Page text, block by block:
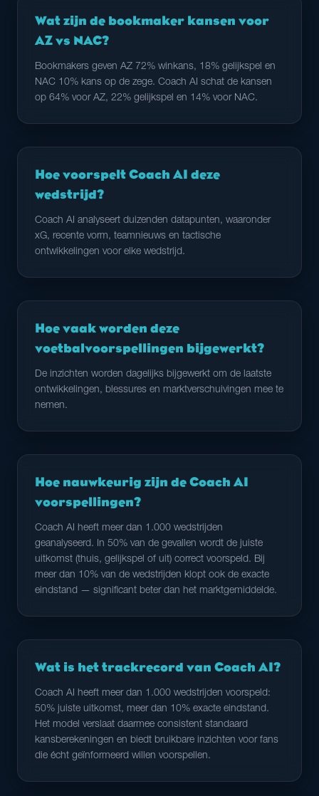
Wat zijn de bookmaker kansen voor
AZ vs NAC?
Bookmakers geven AZ 72% winkans, 18% gelijkspel en
NAC 10% kans op de zege. Coach AI schat de kansen
op 64% voor AZ, 22% gelijkspel en 14% voor NAC.
Hoe voorspelt Coach AI deze
wedstrijd?
Coach AI analyseert duizenden datapunten, waaronder
xG, recente vorm, teamnieuws en tactische
ontwikkelingen voor elke wedstrijd.
Hoe vaak worden deze
voetbalvoorspellingen bijgewerkt?
De inzichten worden dagelijks bijgewerkt om de laatste
ontwikkelingen, blessures en marktverschuivingen mee te
nemen.
Hoe nauwkeurig zijn de Coach AI
voorspellingen?
Coach AI heeft meer dan 1.000 wedstrijden
geanalyseerd. In 50% van de gevallen wordt de juiste
uitkomst (thuis, gelijkspel of uit) correct voorspeld. Bij
meer dan 10% van de wedstrijden klopt ook de exacte
eindstand — significant beter dan het marktgemiddelde.
Wat is het trackrecord van Coach AI?
Coach AI heeft meer dan 1.000 wedstrijden voorspeld:
50% juiste uitkomst, meer dan 10% exacte eindstand.
Het model verslaat daarmee consistent standaard
kansberekeningen en biedt bruikbare inzichten voor fans
die écht geïnformeerd willen voorspellen.